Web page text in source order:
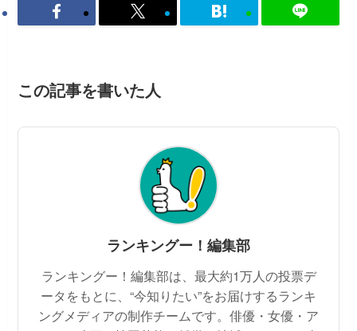
この記事を書いた人
ランキングー！編集部
ランキングー！編集部は、最大約1万人の投票デ
ータをもとに、“今知りたい”をお届けするランキ
ングメディアの制作チームです。俳優・女優・ア